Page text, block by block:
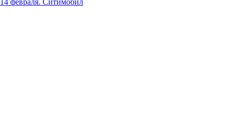
14 февраля. Ситимобил